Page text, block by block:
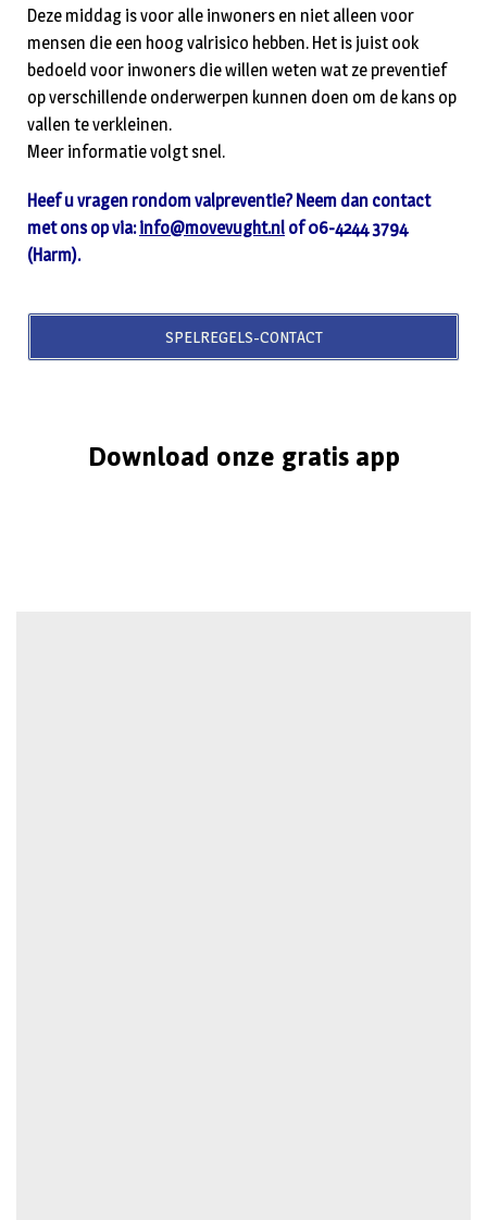
Deze middag is voor alle inwoners en niet alleen voor
mensen die een hoog valrisico hebben. Het is juist ook
bedoeld voor inwoners die willen weten wat ze preventief
op verschillende onderwerpen kunnen doen om de kans op
vallen te verkleinen.
Meer informatie volgt snel.
Heef u vragen rondom valpreventie? Neem dan contact
met ons op via:info@movevught.nl of 06-4244 3794
(Harm).
SPELREGELS-CONTACT
Download onze gratis app